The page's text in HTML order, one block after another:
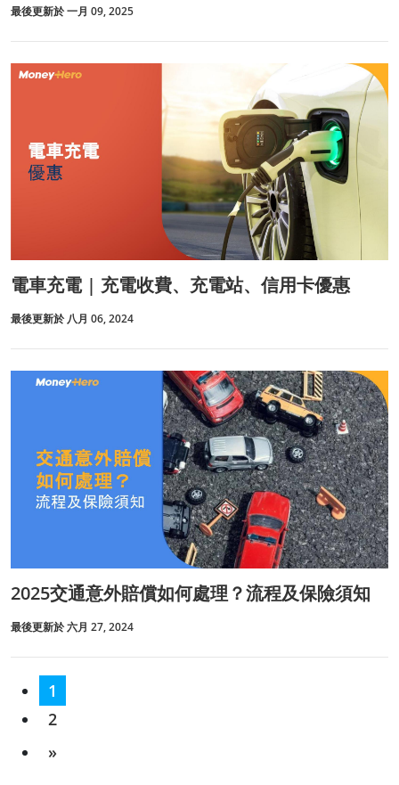
最後更新於 一月 09, 2025
電車充電 | 充電收費、充電站、信用卡優惠
最後更新於 八月 06, 2024
2025交通意外賠償如何處理？流程及保險須知
最後更新於 六月 27, 2024
1
2
»